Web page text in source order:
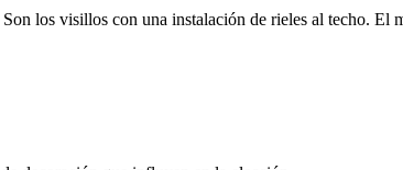
los visillos con una instalación de rieles al techo.